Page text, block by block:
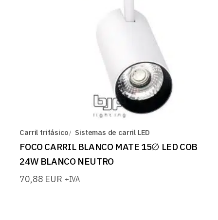
Carril trifásico Sistemas de carril LED
FOCO CARRIL BLANCO MATE 15∅ LED COB
24W BLANCO NEUTRO
70,88 EUR +IVA